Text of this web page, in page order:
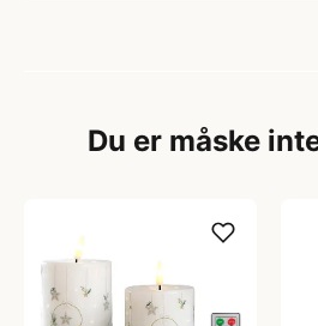
Du er måske